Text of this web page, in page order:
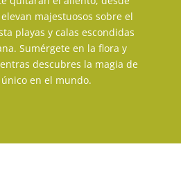
majestuosos sobre el
playas y calas escondidas
Sumérgete en la flora y
descubres la magia de
en el mundo.